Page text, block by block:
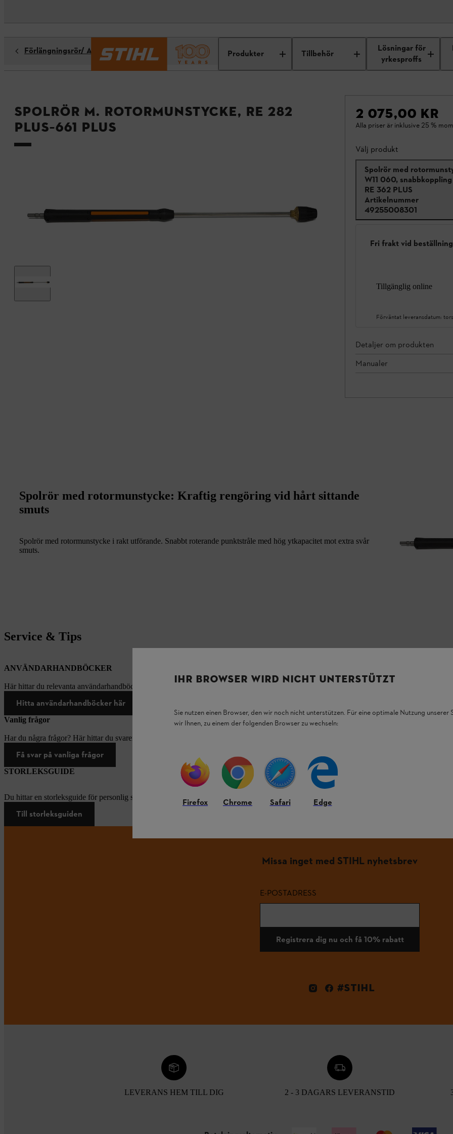
Produkter Tillbehör
Lösningar för
yrkesproffs
Förlängningsrör/ Adaptrar
Spolrör m. rotormunstycke, RE 282
PLUS–661 PLUS
2 075,00 KR
Alla priser är inklusive 25 %
Välj produkt
Spolrör med
W11 060,
RE 362 PLUS
Artikelnummer
49255008301
Fri frakt vid
Tillgänglig online
Förväntat leveransdatum:
Detaljer om produkten
Manualer
Spolrör med rotormunstycke: Kraftig rengöring vid hårt sittande
smuts
Spolrör med rotormunstycke i rakt utförande. Snabbt roterande punktstråle med hög ytkapacitet mot extra svår
smuts.
Service & Tips
ANVÄNDARHANDBÖCKER
Här hittar du relevanta användarhandböcker för produkter från STIHL.
Hitta användarhandböcker här
Vanlig frågor
Har du några frågor? Här hittar du svaren på de vanligaste frågorna.
Få svar på vanliga frågor
STORLEKSGUIDE
Du hittar en storleksguide för personlig skyddsutrustning här.
Till storleksguiden
Missa inget med STIHL nyhetsbrev
E-POSTADRESS
Registrera dig nu och få 10% rabatt
#STIHL
LEVERANS HEM TILL DIG 2 - 3 DAGARS LEVERANSTID
IHR BROWSER WIRD NICHT UNTERSTÜTZT
Sie nutzen einen Browser, den wir noch nicht unterstützen. Für eine optimale Nutzung unserer
wir Ihnen, zu einem der folgenden Browser zu wechseln:
Firefox Chrome Safari Edge